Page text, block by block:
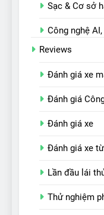
Sạc & Cơ sở
Công nghệ
Reviews
Đánh giá xe
Đánh giá
Đánh giá xe
Đánh giá xe
Lần đầu lái
Thử nghiệm